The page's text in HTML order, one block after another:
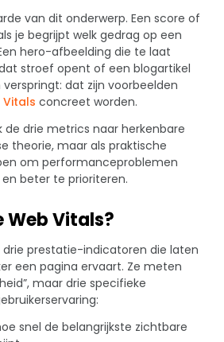
van dit onderwerp. Een score of
je begrijpt welk gedrag op een
hero-afbeelding die te laat
stroef opent of een blogartikel
dat zijn voorbeelden
Vitals concreet worden.
de drie metrics naar herkenbare
theorie, maar als praktische
om performanceproblemen
beter te prioriteren.
Web Vitals?
drie prestatie-indicatoren die laten
een pagina ervaart. Ze meten
maar drie specifieke
snel de belangrijkste zichtbare